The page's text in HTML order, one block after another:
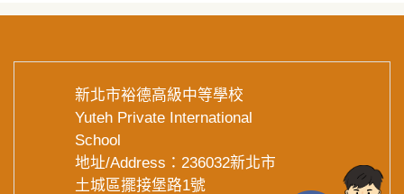
新北市裕德高級中等學校
Yuteh Private International
School
地址/Address：236032新北市
土城區擺接堡路1號